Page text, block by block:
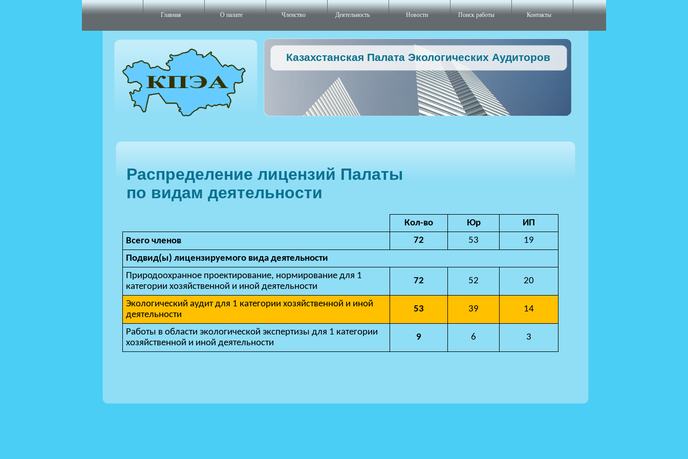
Казахстанская Палата Экологических Аудиторов
Распределение лицензий Палаты
по видам деятельности
Кол-во Юр
ИП
Всего членов
72 53
19
Подвид(ы) лицензируемого вида деятельности
Природоохранное проектирование, нормирование для 1
категории хозяйственной и иной деятельности
72 52 20
Экологический аудит для 1 категории хозяйственной и иной
деятельности
53 39 14
Работы в области экологической экспертизы для 1 категории
хозяйственной и иной деятельности
9 6 3
Главная О палате Членство Деятельность Новости Поиск работы Контакты